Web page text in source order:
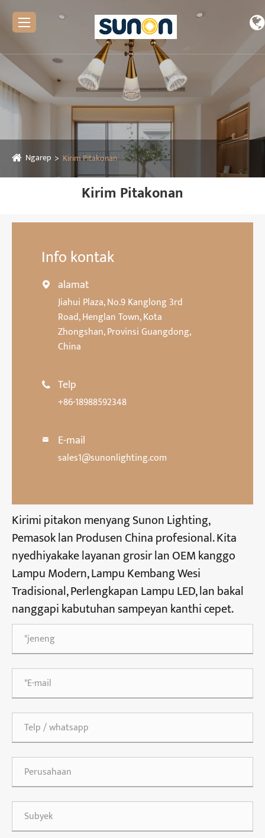
Ngarep Kirim Pitakonan
Kirim Pitakonan
Info kontak
 alamat
Jiahui Plaza, No.9 Kanglong 3rd
Road, Henglan Town, Kota
Zhongshan, Provinsi Guangdong,
China
 Telp
+86-18988592348
 E-mail
sales1@sunonlighting.com
Kirimi pitakon menyang Sunon Lighting,
Pemasok lan Produsen China profesional. Kita
nyedhiyakake layanan grosir lan OEM kanggo
Lampu Modern, Lampu Kembang Wesi
Tradisional, Perlengkapan Lampu LED, lan bakal
nanggapi kabutuhan sampeyan kanthi cepet.